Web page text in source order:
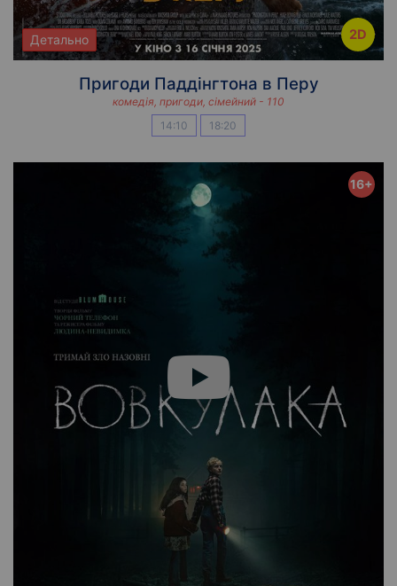
2D
Детально
Пригоди Паддінгтона в Перу
комедія, пригоди, сімейний - 110
14:10
18:20
16+